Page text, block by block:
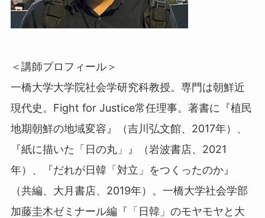
＜講師プロフィール＞
一橋大学大学院社会学研究科教授。専門は朝鮮近
現代史。Fight for Justice常任理事。著書に『植民
地期朝鮮の地域変容』（吉川弘文館、2017年）、
『紙に描いた「日の丸」』（岩波書店、2021
年）、『だれが日韓「対立」をつくったのか』
（共編、大月書店、2019年）。一橋大学社会学部
加藤圭木ゼミナール編『「日韓」のモヤモヤと大